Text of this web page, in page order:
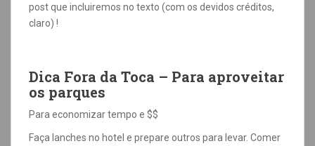
post que incluiremos no texto (com os devidos créditos,
claro) !
Dica Fora da Toca – Para aproveitar
os parques
Para economizar tempo e $$
Faça lanches no hotel e prepare outros para levar. Comer